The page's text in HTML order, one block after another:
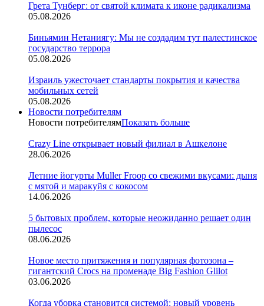
Грета Тунберг: от святой климата к иконе радикализма
05.08.2026
Биньямин Нетаниягу: Мы не создадим тут палестинское
государство террора
05.08.2026
Израиль ужесточает стандарты покрытия и качества
мобильных сетей
05.08.2026
Новости потребителям
Новости потребителямПоказать больше
Crazy Line открывает новый филиал в Ашкелоне
28.06.2026
Летние йогурты Muller Froop со свежими вкусами: дыня
с мятой и маракуйя с кокосом
14.06.2026
5 бытовых проблем, которые неожиданно решает один
пылесос
08.06.2026
Новое место притяжения и популярная фотозона –
гигантский Crocs на променаде Big Fashion Glilot
03.06.2026
Когда уборка становится системой: новый уровень